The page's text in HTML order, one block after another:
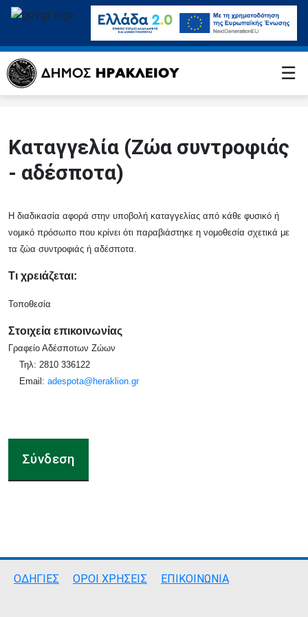
☰
Καταγγελία (Ζώα συντροφιάς
- αδέσποτα)
Η διαδικασία αφορά στην υποβολή καταγγελίας από κάθε φυσικό ή
νομικό πρόσωπο που κρίνει ότι παραβιάστηκε η νομοθεσία σχετικά με
τα ζώα συντροφιάς ή αδέσποτα.
Τι χρειάζεται:
Τοποθεσία
Στοιχεία επικοινωνίας
Γραφείο Αδέσποτων Ζώων
Τηλ: 2810 336122
Email: adespota@heraklion.gr
Σύνδεση
Σύνδεσμοι
ΟΔΗΓΙΕΣ ΟΡΟΙ ΧΡΗΣΕΙΣ ΕΠΙΚΟΙΝΩΝΙΑ